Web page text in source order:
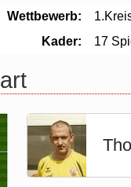
Wettbewerb:
Kader:
17